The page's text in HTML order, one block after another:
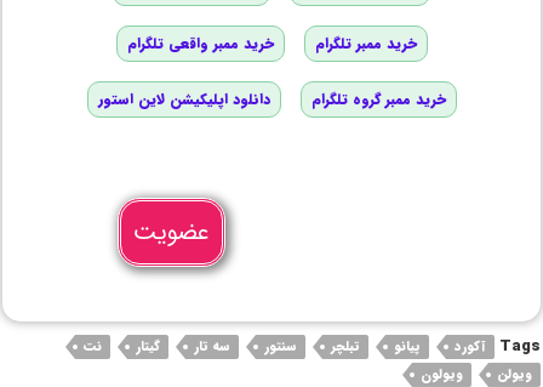
خرید ممبر تلگرام خرید ممبر واقعی تلگرام
خرید ممبر گروه تلگرام دانلود اپلیکیشن لاین استور
عضویت
Tags آکورد پیانو تبلچر سنتور سه تار گیتار
نت
ویولن
ویولون